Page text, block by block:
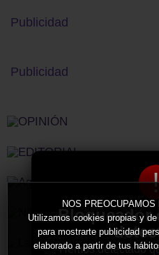
Bloqueador
Hemos detectado
NOS
Utilizamos cookies propias y
para mostrarte publicidad
elaborado a partir de tus
Publicidad
Publicidad